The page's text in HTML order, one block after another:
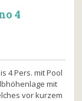
4
4 Pers. mit Pool
mit
vor kurzem